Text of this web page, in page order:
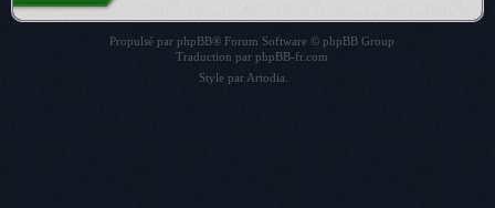
Propulsé par phpBB® Forum Software © phpBB Group
Traduction par phpBB-fr.com
Style par Artodia